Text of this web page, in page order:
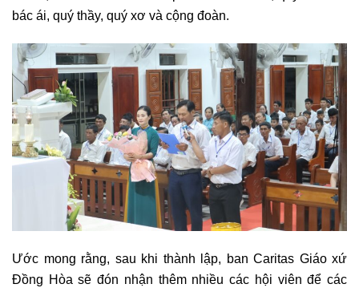
bác ái, quý thầy, quý xơ và cộng đoàn.
Ước mong rằng, sau khi thành lập, ban Caritas Giáo xứ
Đồng Hòa sẽ đón nhận thêm nhiều các hội viên để các